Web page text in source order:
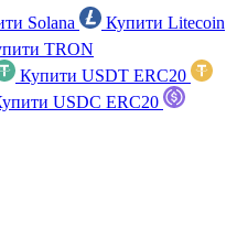
Solana
Купити Litecoin
TRON
Купити USDT ERC20
USDC ERC20